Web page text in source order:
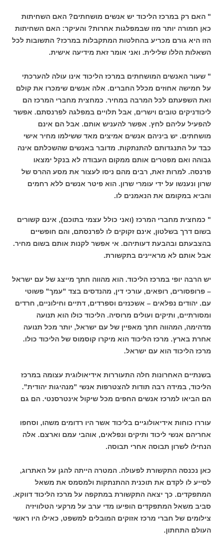
" האם רק במרכז הליכוד יש אנשים מושחתים? האם השחיתות
כאן חמורה יותר מזו שבמפלגות אחרות? והעיקר: האם השחיתות
הזו היא גורם מכריע בהחלטות המתקבלות במרכז? התשובות לכל
השאלות הללו שלילית. ואני אומר זאת מידיעה אישית.
" שעור האנשים המושחתים במרכז הליכוד אינו עולה להערכתי
על חמישה אחוזים מכלל החברים. אלה אנשים שימכרו את קולם
ואת השפעתם לכל המרבה במחיר. כמחצית מחברי המרכז הם
ליכודניקים טובים וישרים, אבל תלויים במפלגה לפרנסתם. אפשר
להפעיל עליהם לחץ. אפשר להעניש אותם. אבל הם אינם
מושחתים. יש ביניהם אנשים אמיצים מאד ששילמו מחיר אישי
כבד על התנגדותם להתנתקות. מדובר באנשים שהשכלתם אינה
גבוהה ואם מפטרים אותם ממקום העבודה לא בנקל ימצאו
פרנסה. למרות זאת, רבים מהם ניסו לעצור את מסע ההרס של
שרון ונענשו על ידי עומרי שרון. הוא פיטר אנשים ללא רחמים
והביא במקומם את הנאמנים לו.
" כמחצית מחברי המרכז (ואני כולל עצמי בתוכם), אינם קשורים
בשום דרך בשלטון, אינם זקוקים לו לפרנסתם, והם חופשיים
בהצבעתם ובהבעת דעותיהם. אי אפשר לקנות אותם בשום מחיר.
אבל אותם לא מראיינים בתקשורת.
יש הרבה יופי במרכז הליכוד. הוא מהווה חתך מייצג של עם ישראל
– פרופסורים, רופאים, עורכי דין, מהנדסים בצד "עמך" פשוטי
עם. יהודים נפלאים – אשכנזים וספרדים, דתיים וחילוניים, חרדים
ומסורתיים, ותיקים ועולים מרוסיה. הליכוד כולו הוא תנועה
מדהימה, המהווה חתך מאפיין של עם ישראל, יותר מכל תנועה
אחרת בארץ. מרכז הליכוד הוא מיקרו קוסמוס של הליכוד כולו.
מרכז הליכוד הוא עם ישראל.
בשנתיים האחרונות חלה התעוררות אידיאולוגית עצומה במרכז
הליכוד, במידה רבה תודות להצטרפות אנשי "מנהיגות יהודית".
הם הביאו למרכז אנשים החפים מכל שיקול אינטרסנטי. הם גם
עוררו כוחות אידיאולוגיים בליכוד אשר היו רדומים משהו, וסחפו
אחריהם אנשי ליכוד ותיקים ונפלאים, אוהבי עמם וארצם. אלה
הנחילו לשרון תבוסה אחרי תבוסה.
כאן נכנסה התקשורת לפעולה. המטרה הייתה להגן על האתרוג,
לסייע לו לקדם את תוכנית ההתנתקות ולמסמס את משאל
המתפקדים. כך יצאה התקשורת במתקפה על מרכז הליכוד דווקא.
סביב משאל המתפקדים הופיעו מדי ערב על מרקעי הטלוויזיה
צילומים של חברי מרכז אזוקים המובלים למשפט, כאילו היו ראשי
העולם התחתון.